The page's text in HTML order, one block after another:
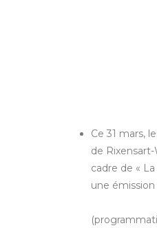
Ce 31 mars,
de
cadre de «
une